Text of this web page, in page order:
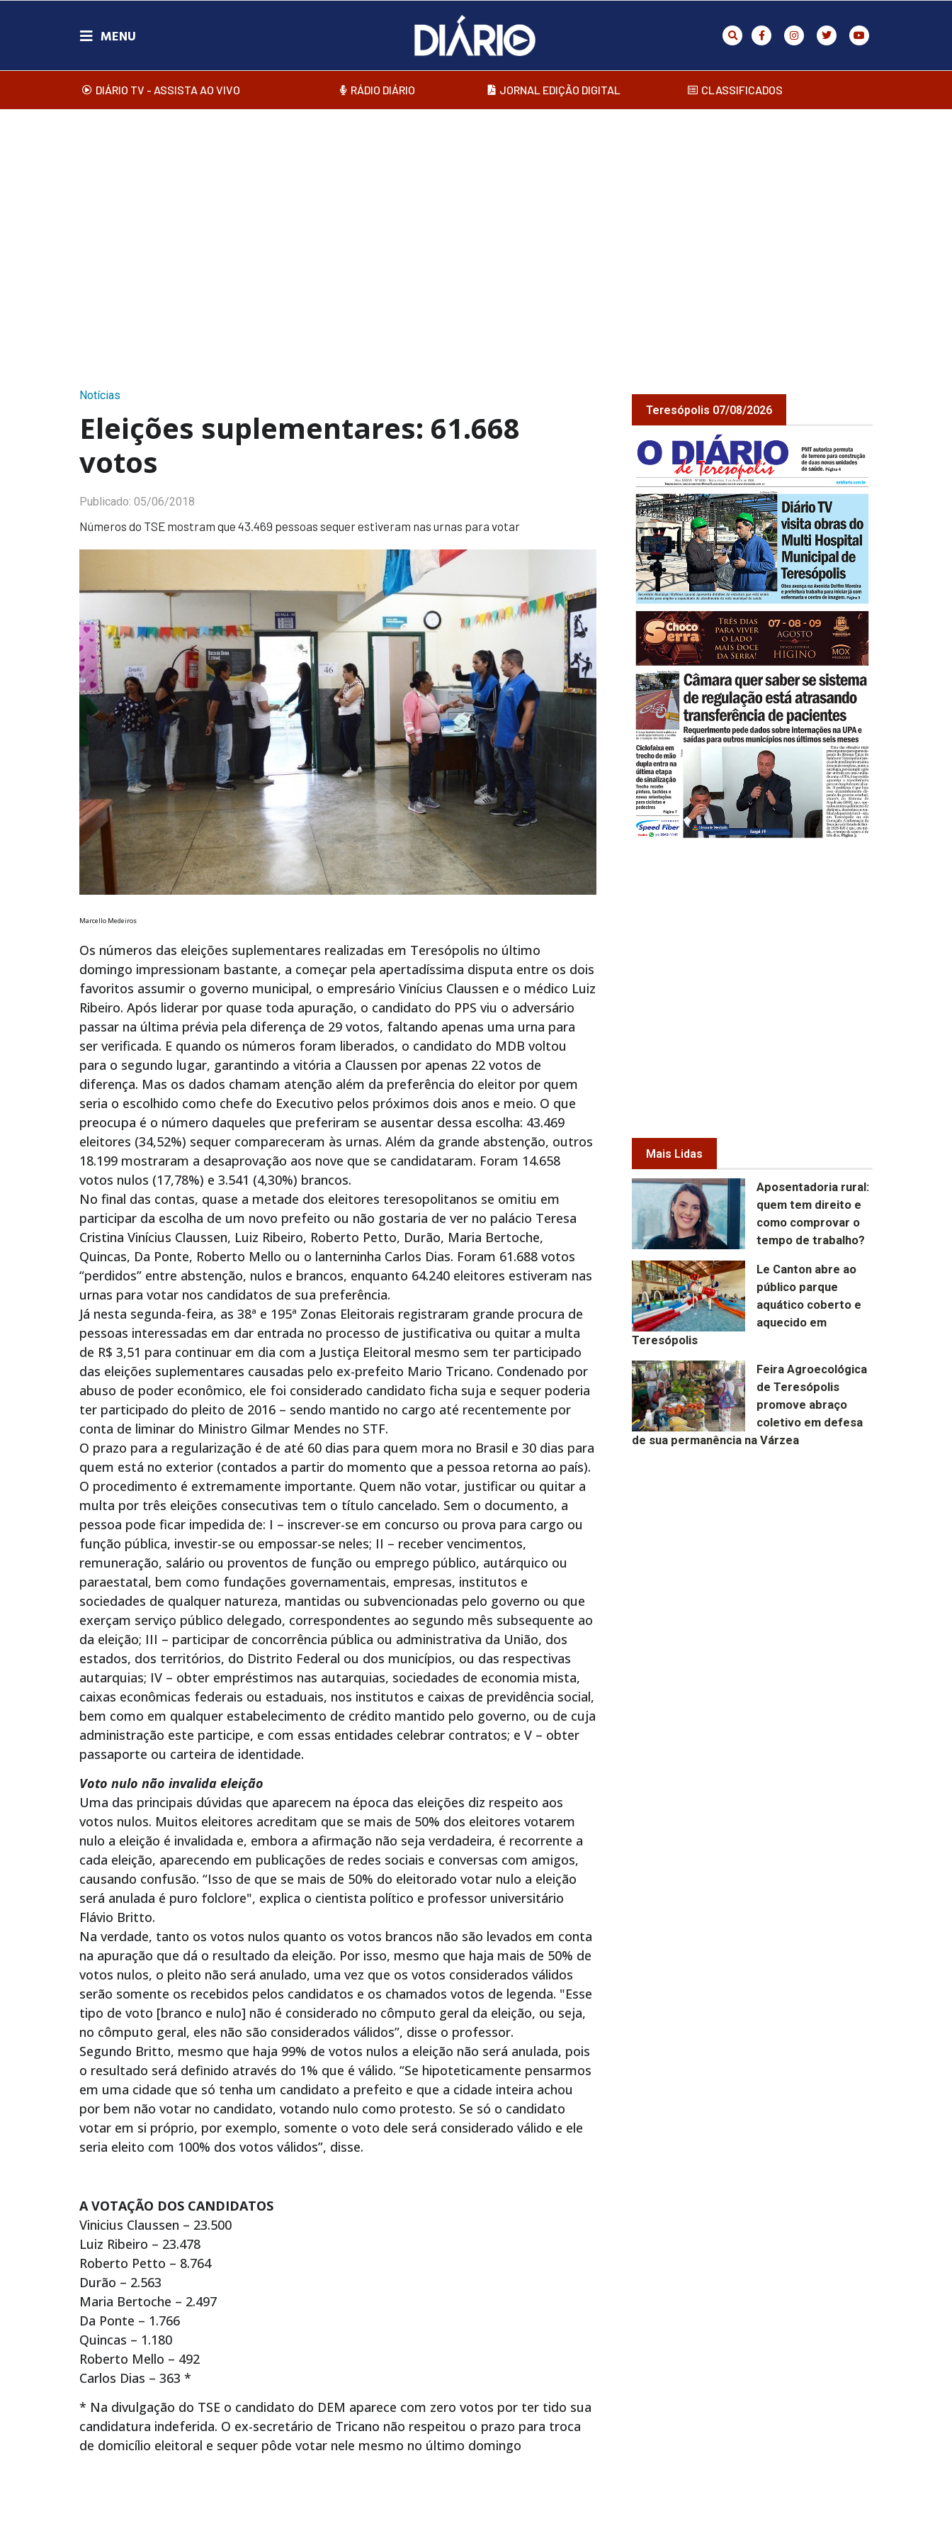
DIÁRIO TV - ASSISTA AO VIVO RÁDIO DIÁRIO JORNAL EDIÇÃO DIGITAL CLASSIFICADOS
Notícias
Eleições suplementares: 61.668
votos
Publicado: 05/06/2018
Números do TSE mostram que 43.469 pessoas sequer estiveram nas urnas para votar
Marcello Medeiros
Os números das eleições suplementares realizadas em Teresópolis no último
domingo impressionam bastante, a começar pela apertadíssima disputa entre os dois
favoritos assumir o governo municipal, o empresário Vinícius Claussen e o médico Luiz
Ribeiro. Após liderar por quase toda apuração, o candidato do PPS viu o adversário
passar na última prévia pela diferença de 29 votos, faltando apenas uma urna para
ser verificada. E quando os números foram liberados, o candidato do MDB voltou
para o segundo lugar, garantindo a vitória a Claussen por apenas 22 votos de
diferença. Mas os dados chamam atenção além da preferência do eleitor por quem
seria o escolhido como chefe do Executivo pelos próximos dois anos e meio. O que
preocupa é o número daqueles que preferiram se ausentar dessa escolha: 43.469
eleitores (34,52%) sequer compareceram às urnas. Além da grande abstenção, outros
18.199 mostraram a desaprovação aos nove que se candidataram. Foram 14.658
votos nulos (17,78%) e 3.541 (4,30%) brancos.
No final das contas, quase a metade dos eleitores teresopolitanos se omitiu em
participar da escolha de um novo prefeito ou não gostaria de ver no palácio Teresa
Cristina Vinícius Claussen, Luiz Ribeiro, Roberto Petto, Durão, Maria Bertoche,
Quincas, Da Ponte, Roberto Mello ou o lanterninha Carlos Dias. Foram 61.688 votos
“perdidos” entre abstenção, nulos e brancos, enquanto 64.240 eleitores estiveram nas
urnas para votar nos candidatos de sua preferência.
Já nesta segunda-feira, as 38ª e 195ª Zonas Eleitorais registraram grande procura de
pessoas interessadas em dar entrada no processo de justificativa ou quitar a multa
de R$ 3,51 para continuar em dia com a Justiça Eleitoral mesmo sem ter participado
das eleições suplementares causadas pelo ex-prefeito Mario Tricano. Condenado por
abuso de poder econômico, ele foi considerado candidato ficha suja e sequer poderia
ter participado do pleito de 2016 – sendo mantido no cargo até recentemente por
conta de liminar do Ministro Gilmar Mendes no STF.
O prazo para a regularização é de até 60 dias para quem mora no Brasil e 30 dias para
quem está no exterior (contados a partir do momento que a pessoa retorna ao país).
O procedimento é extremamente importante. Quem não votar, justificar ou quitar a
multa por três eleições consecutivas tem o título cancelado. Sem o documento, a
pessoa pode ficar impedida de: I – inscrever-se em concurso ou prova para cargo ou
função pública, investir-se ou empossar-se neles; II – receber vencimentos,
remuneração, salário ou proventos de função ou emprego público, autárquico ou
paraestatal, bem como fundações governamentais, empresas, institutos e
sociedades de qualquer natureza, mantidas ou subvencionadas pelo governo ou que
exerçam serviço público delegado, correspondentes ao segundo mês subsequente ao
da eleição; III – participar de concorrência pública ou administrativa da União, dos
estados, dos territórios, do Distrito Federal ou dos municípios, ou das respectivas
autarquias; IV – obter empréstimos nas autarquias, sociedades de economia mista,
caixas econômicas federais ou estaduais, nos institutos e caixas de previdência social,
bem como em qualquer estabelecimento de crédito mantido pelo governo, ou de cuja
administração este participe, e com essas entidades celebrar contratos; e V – obter
passaporte ou carteira de identidade.
Voto nulo não invalida eleição
Uma das principais dúvidas que aparecem na época das eleições diz respeito aos
votos nulos. Muitos eleitores acreditam que se mais de 50% dos eleitores votarem
nulo a eleição é invalidada e, embora a afirmação não seja verdadeira, é recorrente a
cada eleição, aparecendo em publicações de redes sociais e conversas com amigos,
causando confusão. “Isso de que se mais de 50% do eleitorado votar nulo a eleição
será anulada é puro folclore", explica o cientista político e professor universitário
Flávio Britto.
Na verdade, tanto os votos nulos quanto os votos brancos não são levados em conta
na apuração que dá o resultado da eleição. Por isso, mesmo que haja mais de 50% de
votos nulos, o pleito não será anulado, uma vez que os votos considerados válidos
serão somente os recebidos pelos candidatos e os chamados votos de legenda. "Esse
tipo de voto [branco e nulo] não é considerado no cômputo geral da eleição, ou seja,
no cômputo geral, eles não são considerados válidos”, disse o professor.
Segundo Britto, mesmo que haja 99% de votos nulos a eleição não será anulada, pois
o resultado será definido através do 1% que é válido. “Se hipoteticamente pensarmos
em uma cidade que só tenha um candidato a prefeito e que a cidade inteira achou
por bem não votar no candidato, votando nulo como protesto. Se só o candidato
votar em si próprio, por exemplo, somente o voto dele será considerado válido e ele
seria eleito com 100% dos votos válidos”, disse.
A VOTAÇÃO DOS CANDIDATOS
Vinicius Claussen – 23.500
Luiz Ribeiro – 23.478
Roberto Petto – 8.764
Durão – 2.563
Maria Bertoche – 2.497
Da Ponte – 1.766
Quincas – 1.180
Roberto Mello – 492
Carlos Dias – 363 *
* Na divulgação do TSE o candidato do DEM aparece com zero votos por ter tido sua
candidatura indeferida. O ex-secretário de Tricano não respeitou o prazo para troca
de domicílio eleitoral e sequer pôde votar nele mesmo no último domingo
Teresópolis 07/08/2026
Mais Lidas
Aposentadoria rural:
quem tem direito e
como comprovar o
tempo de trabalho?
Le Canton abre ao
público parque
aquático coberto e
aquecido em
Teresópolis
Feira Agroecológica
de Teresópolis
promove abraço
coletivo em defesa
de sua permanência na Várzea